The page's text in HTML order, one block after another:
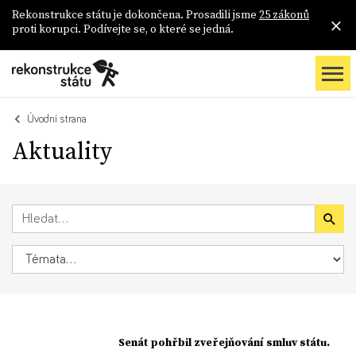
Rekonstrukce státu je dokončena. Prosadili jsme 25 zákonů
proti korupci. Podívejte se, o které se jedná.
Úvodní strana
Aktuality
Senát pohřbil zveřejňování smluv státu.